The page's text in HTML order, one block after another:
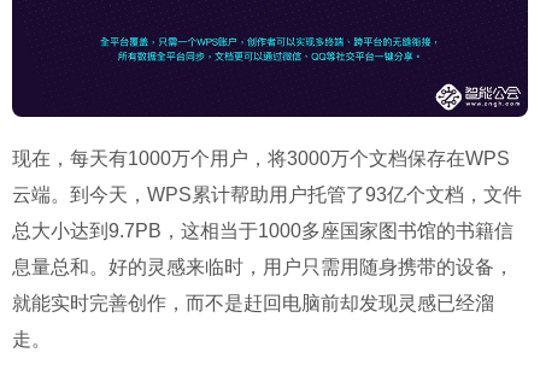
现在，每天有1000万个用户，将3000万个文档保存在WPS
云端。到今天，WPS累计帮助用户托管了93亿个文档，文件
总大小达到9.7PB，这相当于1000多座国家图书馆的书籍信
息量总和。好的灵感来临时，用户只需用随身携带的设备，
就能实时完善创作，而不是赶回电脑前却发现灵感已经溜
走。